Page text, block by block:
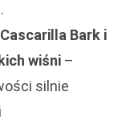
Bark i
wiśni –
silnie